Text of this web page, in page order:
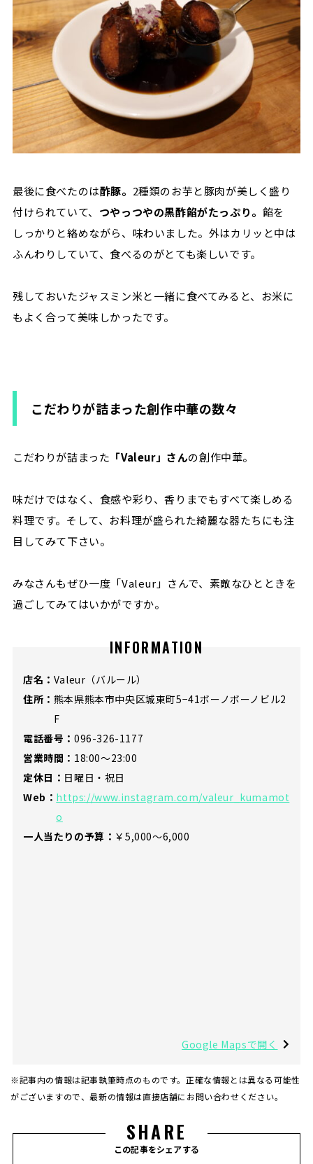
最後に食べたのは酢豚。 2種類のお芋と豚肉が美しく盛り
付けられていて、 つやっつやの黒酢餡がたっぷり。 餡を
しっかりと絡めながら、味わいました。外はカリッと中は
ふんわりしていて、食べるのがとても楽しいです。
残しておいたジャスミン米と一緒に食べてみると、お米に
もよく合って美味しかったです。
こだわりが詰まった創作中華の数々
こだわりが詰まった 「Valeur」さんの創作中華。
味だけではなく、食感や彩り、香りまでもすべて楽しめる
料理です。そして、お料理が盛られた綺麗な器たちにも注
目してみて下さい。
みなさんもぜひ一度「Valeur」さんで、素敵なひとときを
過ごしてみてはいかがですか。
INFORMATION
店名： Valeur（バルール）
住所： 熊本県熊本市中央区城東町5−41ボーノボーノビル2
F
電話番号： 096-326-1177
営業時間： 18:00～23:00
定休日： 日曜日・祝日
Web： https://www.instagram.com/valeur_kumamot
o
一人当たりの予算： ￥5,000～6,000
Google Mapsで開く
※記事内の情報は記事執筆時点のものです。正確な情報とは異なる可能性
がございますので、最新の情報は直接店舗にお問い合わせください。
SHARE
この記事をシェアする